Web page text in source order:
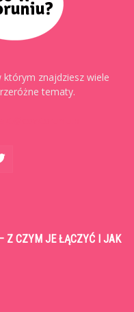
znajdziesz wiele
tematy.
Z CZYM JE ŁĄCZYĆ I JAK